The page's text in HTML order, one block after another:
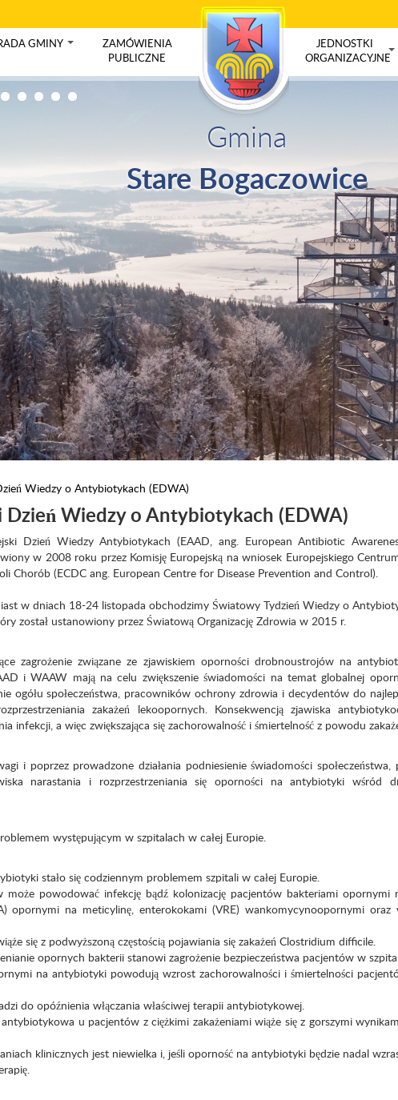
GMINY
ZAMÓWIENIA
PUBLICZNE
JEDNOSTKI
ORGANIZACYJNE
Gmina
Stare Bogaczowice
Wiedzy o Antybiotykach (EDWA)
Dzień Wiedzy o Antybiotykach (EDWA)
Dzień Wiedzy Antybiotykach (EAAD, ang. European Antibiotic
w 2008 roku przez Komisję Europejską na wniosek Europejskiego
Chorób (ECDC ang. European Centre for Disease Prevention and Control).
w dniach 18-24 listopada obchodzimy Światowy Tydzień Wiedzy o
został ustanowiony przez Światową Organizację Zdrowia w 2015 r.
zagrożenie związane ze zjawiskiem oporności drobnoustrojów na
i WAAW mają na celu zwiększenie świadomości na temat globalnej
ogółu społeczeństwa, pracowników ochrony zdrowia i decydentów do
zakażeń lekoopornych. Konsekwencją zjawiska
infekcji, a więc zwiększająca się zachorowalność i śmiertelność z powodu
i poprzez prowadzone działania podniesienie świadomości
narastania i rozprzestrzeniania się oporności na antybiotyki wśród
występującym w szpitalach w całej Europie.
stało się codziennym problemem szpitali w całej Europie.
powodować infekcję bądź kolonizację pacjentów bakteriami opornymi
opornymi na meticylinę, enterokokami (VRE) wankomycynoopornymi oraz
się z podwyższoną częstością pojawiania się zakażeń Clostridium difficile.
opornych bakterii stanowi zagrożenie bezpieczeństwa pacjentów w
na antybiotyki powodują wzrost zachorowalności i śmiertelności
opóźnienia włączania właściwej terapii antybiotykowej.
u pacjentów z ciężkimi zakażeniami wiąże się z gorszymi
klinicznych jest niewielka i, jeśli oporność na antybiotyki będzie nadal